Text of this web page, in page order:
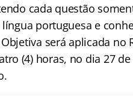
cada questão
portuguesa e
será aplicada no
(4) horas, no dia 27